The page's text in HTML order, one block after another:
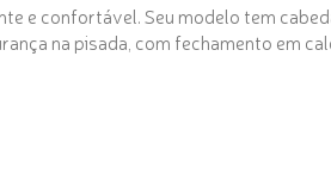
e confortável. Seu modelo tem
na pisada, com fechamento em